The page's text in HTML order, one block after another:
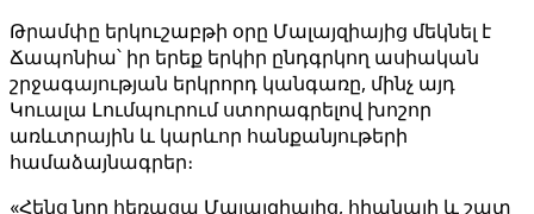
Թրամփը երկուշաբթի օրը Մալայզիայից մեկնել է
Ճապոնիա՝ իր երեք երկիր ընդգրկող ասիական
շրջագայության երկրորդ կանգառը, մինչ այդ
Կուալա Լումպուրում ստորագրելով խոշոր
առևտրային և կարևոր հանքանյութերի
համաձայնագրեր։
«Հենց նոր հեռացա Մալայզիայից, հիանալի և շատ